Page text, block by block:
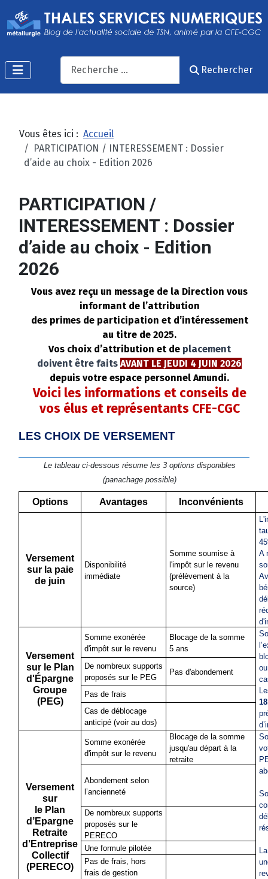
Recherche
Rechercher
Vous êtes ici : Accueil
PARTICIPATION / INTERESSEMENT : Dossier
d’aide au choix - Edition 2026
PARTICIPATION /
INTERESSEMENT : Dossier
d’aide au choix - Edition
2026
Vous avez reçu un message de la Direction vous
informant de l’attribution
des primes de participation et d’intéressement
au titre de 2025.
Vos choix d’attribution et deplacement
doivent être faitsAVANT LE JEUDI 4 JUIN 2026
depuis votre espace personnel Amundi.
Voici les informations et conseils de
vos élus et représentants CFE-CGC
LES CHOIX DE VERSEMENT
Le tableau ci-dessous résume les 3 options disponibles
(panachage possible)
Options Avantages Inconvénients
Versement
sur la paie
de juin
Disponibilité
immédiate
Somme soumise à
l'impôt sur le revenu
(prélèvement à la
source)
A
Versement
sur le Plan
d'Épargne
Groupe
(PEG)
Somme exonérée
d'impôt sur le revenu
Blocage de la somme
5 ans
De nombreux supports
proposés sur le PEG
Pas d'abondement
Pas de frais
Cas de déblocage
anticipé (voir au dos)
Versement
sur
le Plan
d’Epargne
Retraite
d’Entreprise
Collectif
(PERECO)
Somme exonérée
d'impôt sur le revenu
Blocage de la somme
jusqu'au départ à la
retraite
Abondement selon
l’ancienneté
De nombreux supports
proposés sur le
PERECO
Une formule pilotée
Pas de frais, hors
frais de gestion